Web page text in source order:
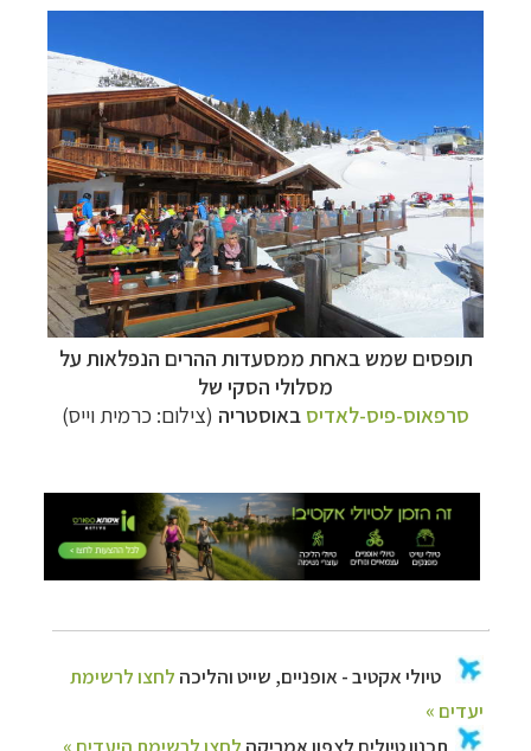
תופסים שמש באחת ממסעדות ההרים הנפלאות על
מסלולי הסקי של
סרפאוס-פיס-לאדיס באוסטריה (צילום: כרמית וייס)
טיולי אקטיב - אופניים, שייט והליכהלחצו לרשימת
יעדים »
תכנוןטיולים לצפון אמריקה לחצו לרשימת היעדים »
קרוזים והפלגות נופשלחצו לרשימת היעדים »